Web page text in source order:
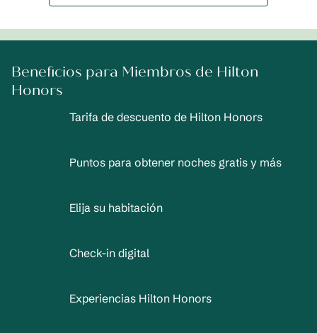
Beneficios para Miembros de Hilton
Honors
Tarifa de descuento de Hilton Honors
Puntos para obtener noches gratis y más
Elija su habitación
Check-in digital
Experiencias Hilton Honors